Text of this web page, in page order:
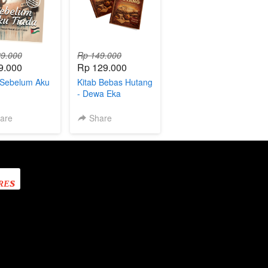
Aku
Rp 149.000
Rp 129.000
Kitab Bebas Hutang
- Dewa Eka
Share